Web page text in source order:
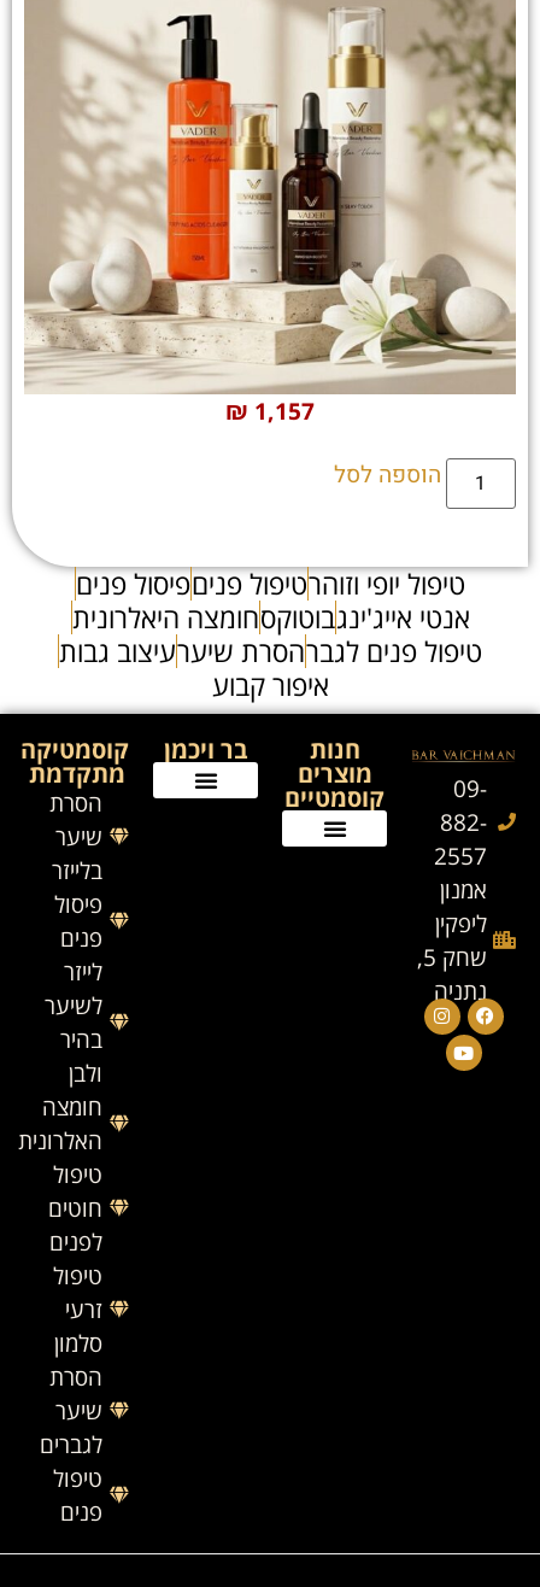
₪ 1,157
הוספה לסל
טיפול יופי וזוהרטיפול פניםפיסול פנים
אנטי אייג'ינגבוטוקסחומצה היאלרונית
טיפול פנים לגברהסרת שיערעיצוב גבות
איפור קבוע
09-
882-
2557
אמנון
ליפקין
שחק 5,
נתניה
חנות
מוצרים
קוסמטיים
בר ויכמן קוסמטיקה
מתקדמת
הסרת
שיער
בלייזר
פיסול
פנים
לייזר
לשיער
בהיר
ולבן
חומצה
האלרונית
טיפול
חוטים
לפנים
טיפול
זרעי
סלמון
הסרת
שיער
לגברים
טיפול
פנים